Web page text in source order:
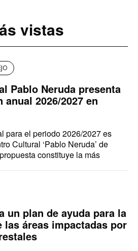
vistas
Pablo Neruda presenta
2026/2027 en
para el periodo 2026/2027 es
Cultural ‘Pablo Neruda’ de
constituye la más
un plan de ayuda para la
áreas impactadas por